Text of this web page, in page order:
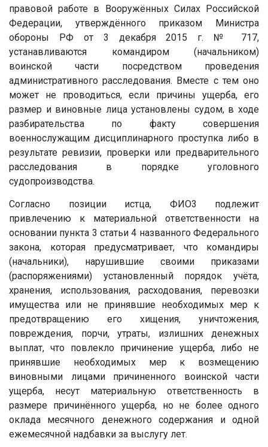
правовой работе в Вооружённых Силах Российской
Федерации, утверждённого приказом Министра
обороны РФ от 3 декабря 2015 г. № 717,
устанавливаются командиром (начальником)
воинской части посредством проведения
административного расследования. Вместе с тем оно
может не проводиться, если причины ущерба, его
размер и виновные лица установлены судом, в ходе
разбирательства по факту совершения
военнослужащим дисциплинарного проступка либо в
результате ревизии, проверки или предварительного
расследования в порядке уголовного
судопроизводства.
Согласно позиции истца, ФИО3 подлежит
привлечению к материальной ответственности на
основании пункта 3 статьи 4 названного Федерального
закона, которая предусматривает, что командиры
(начальники), нарушившие своими приказами
(распоряжениями) установленный порядок учёта,
хранения, использования, расходования, перевозки
имущества или не принявшие необходимых мер к
предотвращению его хищения, уничтожения,
повреждения, порчи, утраты, излишних денежных
выплат, что повлекло причинение ущерба, либо не
принявшие необходимых мер к возмещению
виновными лицами причиненного воинской части
ущерба, несут материальную ответственность в
размере причинённого ущерба, но не более одного
оклада месячного денежного содержания и одной
ежемесячной надбавки за выслугу лет.